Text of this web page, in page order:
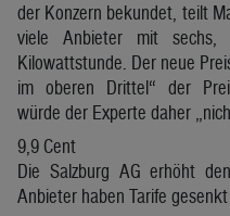
der Konzern bekundet, teilt
viele Anbieter mit
Kilowattstunde. Der neue
im oberen Drittel“ der
würde der Experte daher
9,9 Cent
Die Salzburg AG erhöht
Anbieter haben Tarife gesenkt